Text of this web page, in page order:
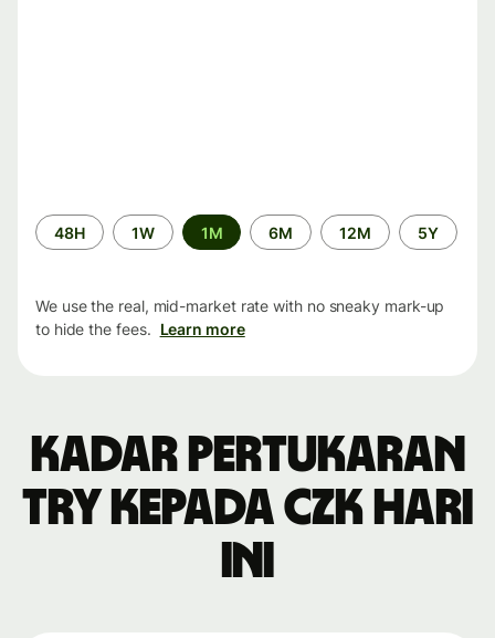
Time
period
48H 1W 1M 6M 12M 5Y
We use the real, mid-market rate with no sneaky mark-up
to hide the fees. Learn more
Kadar pertukaran
TRY kepada CZK hari
ini